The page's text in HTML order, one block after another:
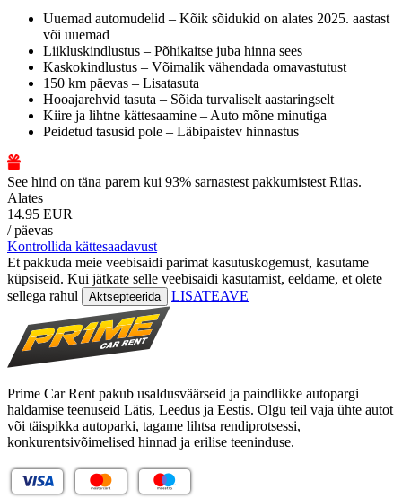
Uuemad automudelid – Kõik sõidukid on alates 2025. aastast
või uuemad
Liikluskindlustus – Põhikaitse juba hinna sees
Kaskokindlustus – Võimalik vähendada omavastutust
150 km päevas – Lisatasuta
Hooajarehvid tasuta – Sõida turvaliselt aastaringselt
Kiire ja lihtne kättesaamine – Auto mõne minutiga
Peidetud tasusid pole – Läbipaistev hinnastus
See hind on täna parem kui 93% sarnastest pakkumistest Riias.
Alates
14.95 EUR
/ päevas
Kontrollida kättesaadavust
Et pakkuda meie veebisaidi parimat kasutuskogemust, kasutame
küpsiseid. Kui jätkate selle veebisaidi kasutamist, eeldame, et olete
sellega rahul
Aktsepteerida LISATEAVE
Prime Car Rent pakub usaldusväärseid ja paindlikke autopargi
haldamise teenuseid Lätis, Leedus ja Eestis. Olgu teil vaja ühte autot
või täispikka autoparki, tagame lihtsa rendiprotsessi,
konkurentsivõimelised hinnad ja erilise teeninduse.